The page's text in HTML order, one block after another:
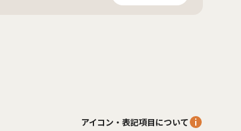
アイコン・表記項目について